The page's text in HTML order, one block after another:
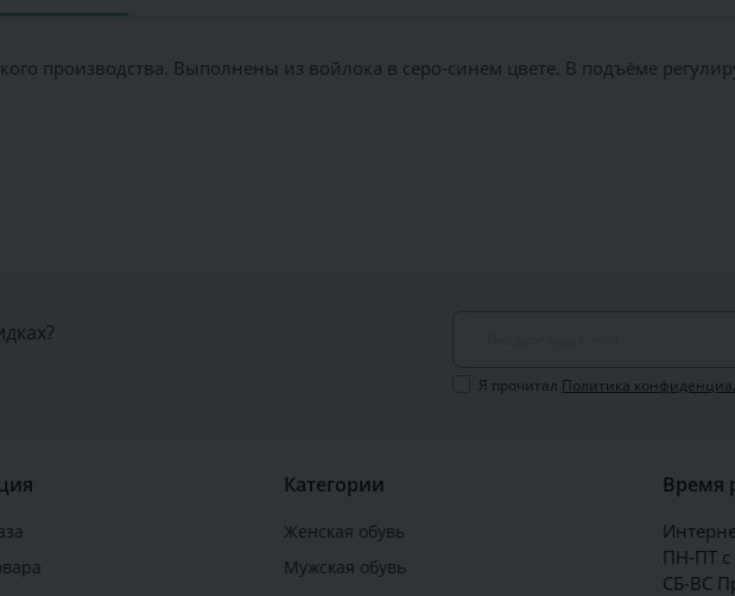
производства. Выполнены из войлока в серо-синем цвете. В подъёме
Я прочитал Политика
Категории
Женская обувь
Мужская обувь
Время
ПН-ПТ с
СБ-ВС